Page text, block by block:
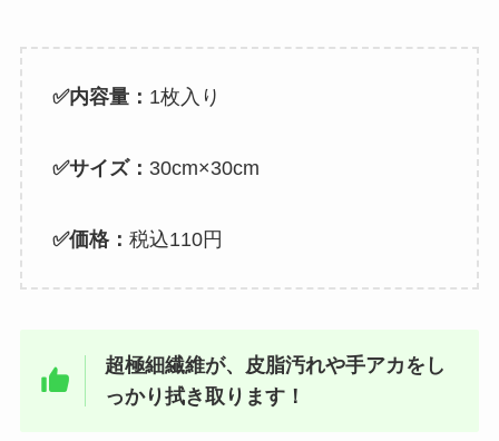
✅内容量： 1枚入り
✅サイズ： 30cm×30cm
✅価格： 税込110円
超極細繊維が、皮脂汚れや手アカをし
っかり拭き取ります！